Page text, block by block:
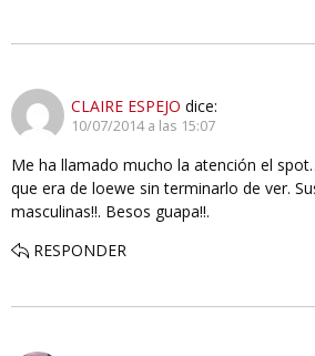
CLAIRE ESPEJO dice:
10/07/2014 a las 15:07
Me ha llamado mucho la atención el
que era de loewe sin terminarlo de ver.
masculinas!!. Besos guapa!!.
RESPONDER